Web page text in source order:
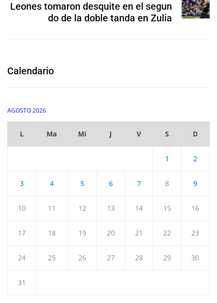
Leones tomaron desquite en el segun
do de la doble tanda en Zulia
Calendario
AGOSTO 2026
L Ma Mi J V S D
1 2
3 4 5 6 7 8 9
10 11 12 13 14 15 16
17 18 19 20 21 22 23
24 25 26 27 28 29 30
31